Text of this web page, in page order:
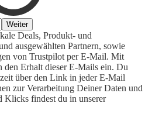
Weiter
Deals, Produkt- und
ausgewählten Partnern, sowie
von Trustpilot per E-Mail. Mit
Erhalt dieser E-Mails ein. Du
über den Link in jeder E-Mail
zur Verarbeitung Deiner Daten und
Klicks findest du in unserer